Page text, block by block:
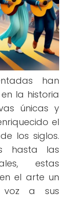
han
la historia
únicas y
el
los siglos.
hasta las
estas
el arte un
voz a sus